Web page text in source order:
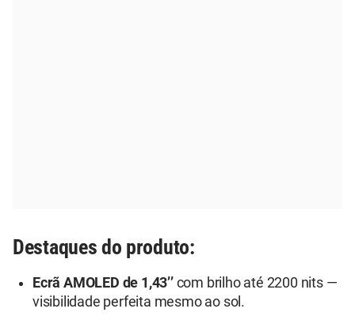
Destaques do produto:
Ecrã AMOLED de 1,43’’com brilho até 2200 nits —
visibilidade perfeita mesmo ao sol.